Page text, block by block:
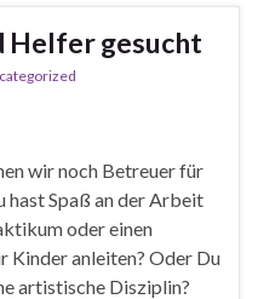
Helfer gesucht
wir noch Betreuer für
hast Spaß an der Arbeit
oder einen
Kinder anleiten? Oder Du
artistische Disziplin?